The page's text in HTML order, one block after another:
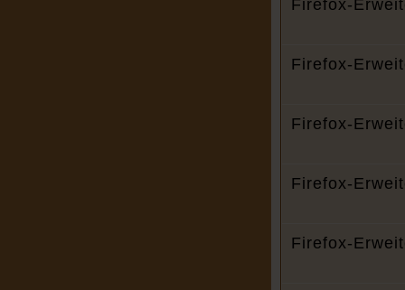
Firefox-
Firefox-
Firefox-
Firefox-
Firefox-